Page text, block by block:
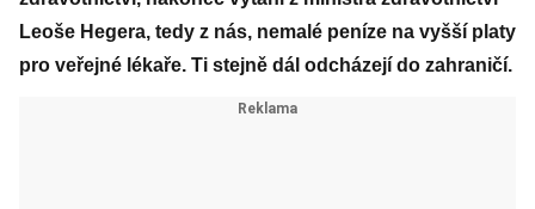
Leoše Hegera, tedy z nás, nemalé peníze na vyšší platy
pro veřejné lékaře. Ti stejně dál odcházejí do zahraničí.